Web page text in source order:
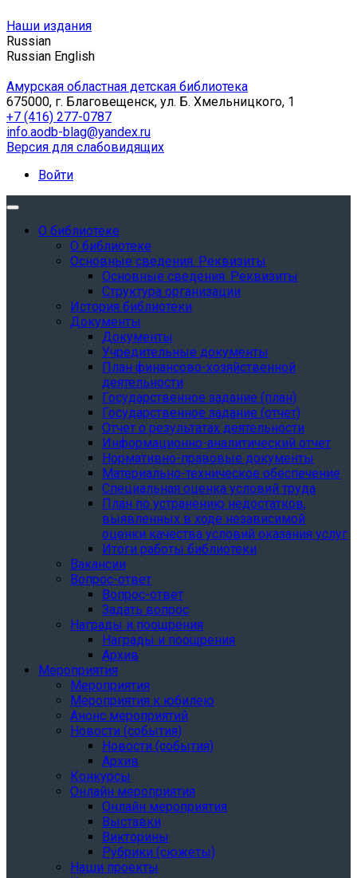
Наши издания
Russian
Russian English
Амурская областная детская библиотека
675000, г. Благовещенск, ул. Б. Хмельницкого, 1
+7 (416) 277-0787
info.aodb-blag@yandex.ru
Версия для слабовидящих
Войти
О библиотеке
О библиотеке
Основные сведения. Реквизиты
Основные сведения. Реквизиты
Структура организации
История библиотеки
Документы
Документы
Учредительные документы
План финансово-хозяйственной
деятельности
Государственное задание (план)
Государственное задание (отчет)
Отчет о результатах деятельности
Информационно-аналитический отчет
Нормативно-правовые документы
Материально-техническое обеспечение
Специальная оценка условий труда
План по устранению недостатков,
выявленных в ходе независимой
оценки качества условий оказания услуг
Итоги работы библиотеки
Вакансии
Вопрос-ответ
Вопрос-ответ
Задать вопрос
Награды и поощрения
Награды и поощрения
Архив
Мероприятия
Мероприятия
Мероприятия к юбилею
Анонс мероприятий
Новости (события)
Новости (события)
Архив
Конкурсы
Онлайн мероприятия
Онлайн мероприятия
Выставки
Викторины
Рубрики (сюжеты)
Наши проекты